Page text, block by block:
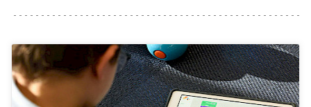
Vinculación
Universidad